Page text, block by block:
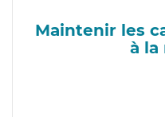
Maintenir les
à la